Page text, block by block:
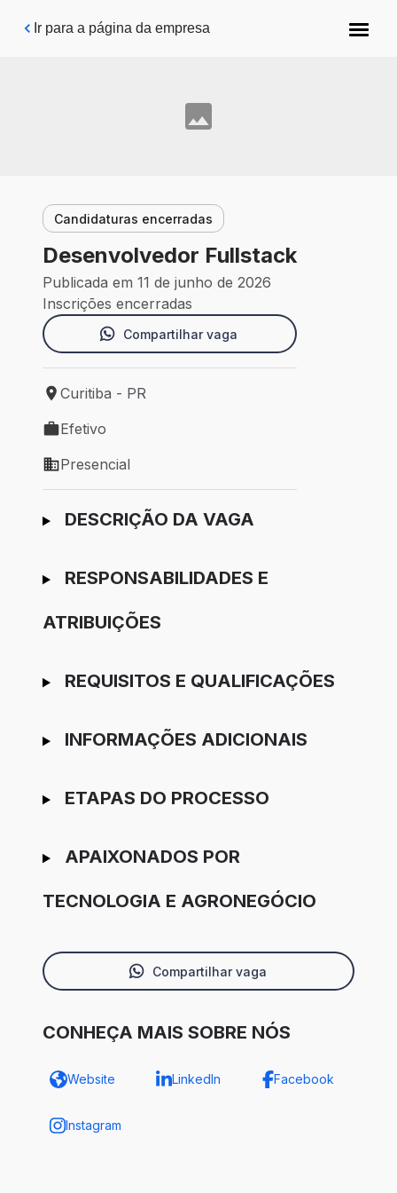
Pular para o conteúdo principal
Ir para a página da empresa
Candidaturas encerradas
Desenvolvedor Fullstack
Publicada em 11 de junho de 2026
Inscrições encerradas
Compartilhar vaga
Local de trabalho: Curitiba - PR
Curitiba - PR
Tipo de vaga: Efetivo
Efetivo
Modelo de trabalho: Presencial
Presencial
Ir para candidatura
DESCRIÇÃO DA VAGA
RESPONSABILIDADES E
ATRIBUIÇÕES
REQUISITOS E QUALIFICAÇÕES
INFORMAÇÕES ADICIONAIS
ETAPAS DO PROCESSO
APAIXONADOS POR
TECNOLOGIA E AGRONEGÓCIO
Compartilhar vaga
CONHEÇA MAIS SOBRE NÓS
Website LinkedIn Facebook
Instagram